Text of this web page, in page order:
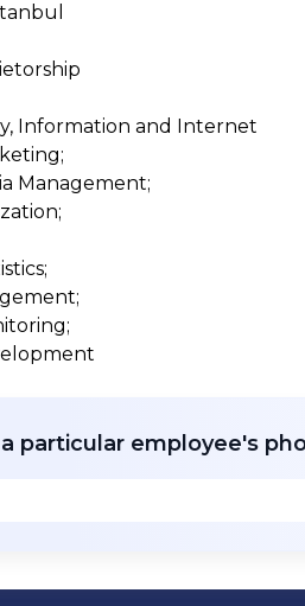
Information and Internet
Management;
particular employee's